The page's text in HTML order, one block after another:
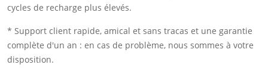
cycles de recharge plus élevés.
* Support client rapide, amical et sans tracas et une garantie
complète d'un an : en cas de problème, nous sommes à votre
disposition.